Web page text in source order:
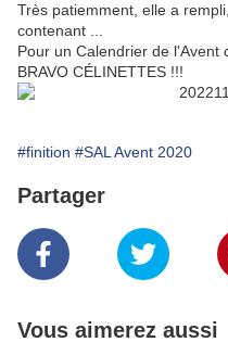
Très patiemment, elle a
contenant ...
Pour un Calendrier de l'Avent
BRAVO CÉLINETTES !!!
#finition #SAL Avent 2020
Partager
Vous aimerez aussi